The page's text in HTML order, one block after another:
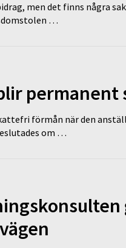
men det finns några
…
förmån när den
om …